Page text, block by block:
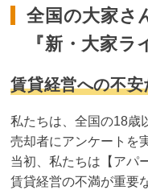
全国の大家さ
『新・大家ラ
賃貸経営への不
私たちは、全国の18歳
売却者にアンケートを
当初、私たちは【アパ
賃貸経営の不満が重要